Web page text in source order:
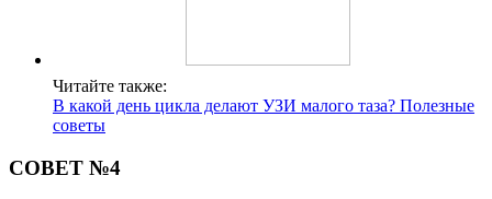
Читайте также:
В какой день цикла делают УЗИ малого таза? Полезные
советы
СОВЕТ №4